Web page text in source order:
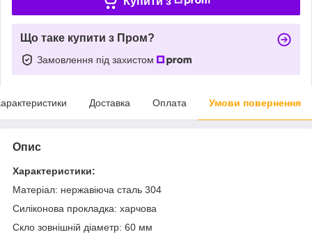
Що таке купити з Пром?
Замовлення під захистом
Доставка Оплата Умови повернення
Опис
Характеристики:
Матеріал: нержавіюча сталь 304
Силіконова прокладка: харчова
Скло зовнішній діаметр: 60 мм